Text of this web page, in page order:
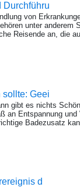
Durchführu
von
unter anderem
Reisende an, die
sollte: Geei
gibt es nichts
an Entspannung
Badezusatz
d